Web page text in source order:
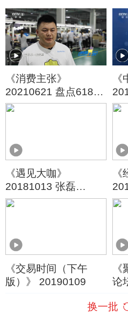
《消费主张》
20210621 盘点618，
这些爆款你抢到了
制
《遇见大咖》
20181013 张磊
（下）
标
《交易时间（下午
版）》 20190109
论
换一批